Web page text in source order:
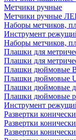
Метчики ручные
Метчики ручные
Наборы метчиков,
Инструмент
Наборы метчиков,
Плашки для
Плашки для
Плашки дюймовые
Плашки дюймовые
Плашки дюймовые
Плашки дюймовые
Инструмент
Развертки
Развертки
Развертки